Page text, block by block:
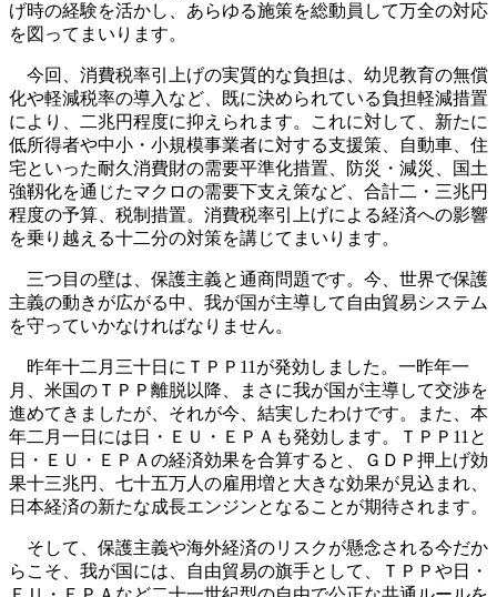
げ時の経験を活かし、あらゆる施策を総動員して万全の対応
を図ってまいります。
今回、消費税率引上げの実質的な負担は、幼児教育の無償
化や軽減税率の導入など、既に決められている負担軽減措置
により、二兆円程度に抑えられます。これに対して、新たに
低所得者や中小・小規模事業者に対する支援策、自動車、住
宅といった耐久消費財の需要平準化措置、防災・減災、国土
強靱化を通じたマクロの需要下支え策など、合計二・三兆円
程度の予算、税制措置。消費税率引上げによる経済への影響
を乗り越える十二分の対策を講じてまいります。
三つ目の壁は、保護主義と通商問題です。今、世界で保護
主義の動きが広がる中、我が国が主導して自由貿易システム
を守っていかなければなりません。
昨年十二月三十日にＴＰＰ11が発効しました。一昨年一
月、米国のＴＰＰ離脱以降、まさに我が国が主導して交渉を
進めてきましたが、それが今、結実したわけです。また、本
年二月一日には日・ＥＵ・ＥＰＡも発効します。ＴＰＰ11と
日・ＥＵ・ＥＰＡの経済効果を合算すると、ＧＤＰ押上げ効
果十三兆円、七十五万人の雇用増と大きな効果が見込まれ、
日本経済の新たな成長エンジンとなることが期待されます。
そして、保護主義や海外経済のリスクが懸念される今だか
らこそ、我が国には、自由貿易の旗手として、ＴＰＰや日・